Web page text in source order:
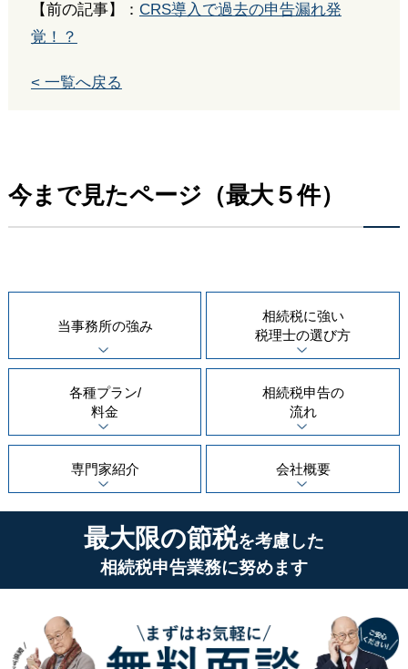
【前の記事】： CRS導入で過去の申告漏れ発
覚！？
< 一覧へ戻る
今まで見たページ（最大５件）
当事務所の強み
相続税に強い
税理士の選び方
各種プラン/
料金
相続税申告の
流れ
専門家紹介 会社概要
最大限の節税を考慮した
相続税申告業務に努めます